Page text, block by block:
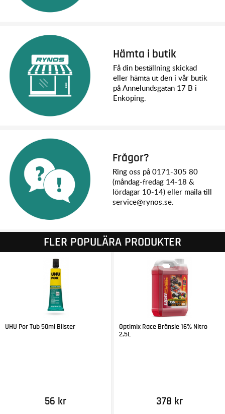
Hämta i butik
Få din beställning skickad
eller hämta ut den i vår butik
på Annelundsgatan 17 B i
Enköping.
Frågor?
Ring oss på 0171-305 80
(måndag-fredag 14-18 &
lördagar 10-14) eller maila till
service@rynos.se.
FLER POPULÄRA PRODUKTER
UHU Por Tub 50ml Blister
56 kr
Optimix Race Bränsle 16% Nitro
2,5L
378 kr